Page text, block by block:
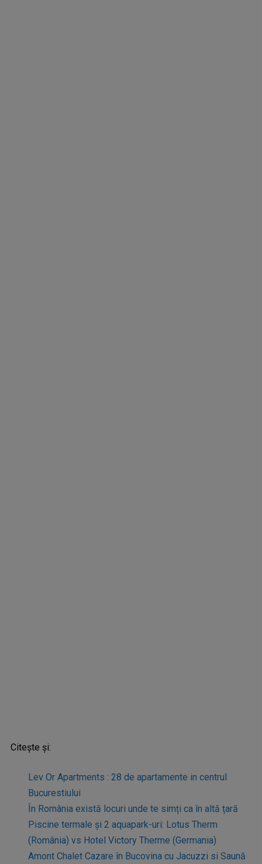
Citește și:
Lev Or Apartments : 28 de apartamente in centrul
Bucurestiului
În România există locuri unde te simți ca în altă țară
Piscine termale și 2 aquapark-uri: Lotus Therm
(România) vs Hotel Victory Therme (Germania)
Amont Chalet Cazare în Bucovina cu Jacuzzi si Saună